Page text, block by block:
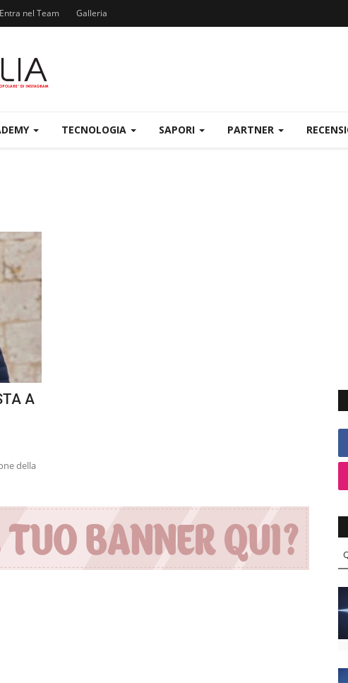
Entra nel Team Galleria
TECNOLOGIA SAPORI PARTNER
A
della